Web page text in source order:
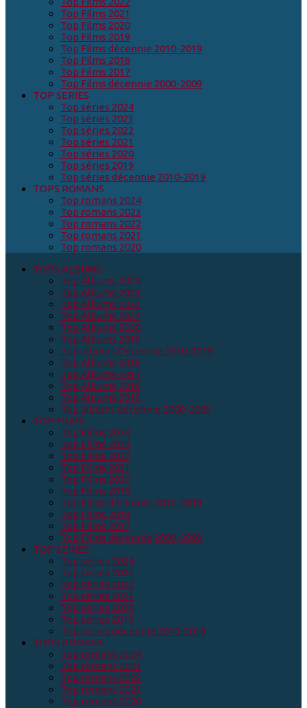
Top Films 2021
Top Films 2020
Top Films 2019
Top Films décennie 2010-2019
Top Films 2018
Top Films 2017
Top Films décennie 2000-2009
TOP SERIES
Top séries 2024
Top séries 2023
Top séries 2022
Top séries 2021
Top séries 2020
Top séries 2019
Top séries décennie 2010-2019
TOPS ROMANS
Top romans 2024
Top romans 2023
Top romans 2022
Top romans 2021
Top romans 2020
TOPS ALBUMS
Top Albums 2024
Top Albums 2023
Top Albums 2022
Top Albums 2021
Top Albums 2020
Top Albums 2019
Top albums Décennie 2010-2019
Top Albums 2018
Top Albums 2017
Top Albums 2016
Top Albums 2015
Top albums décennie 2000-2009
TOP FILMS
Top Films 2024
Top Films 2023
Top Films 2022
Top Films 2021
Top Films 2020
Top Films 2019
Top Films décennie 2010-2019
Top Films 2018
Top Films 2017
Top Films décennie 2000-2009
TOP SERIES
Top séries 2024
Top séries 2023
Top séries 2022
Top séries 2021
Top séries 2020
Top séries 2019
Top séries décennie 2010-2019
TOPS ROMANS
Top romans 2024
Top romans 2023
Top romans 2022
Top romans 2021
Top romans 2020